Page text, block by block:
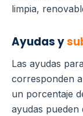
limpia,
Ayudas y
Las ayudas
corresponden
un porcentaje
ayudas pueden